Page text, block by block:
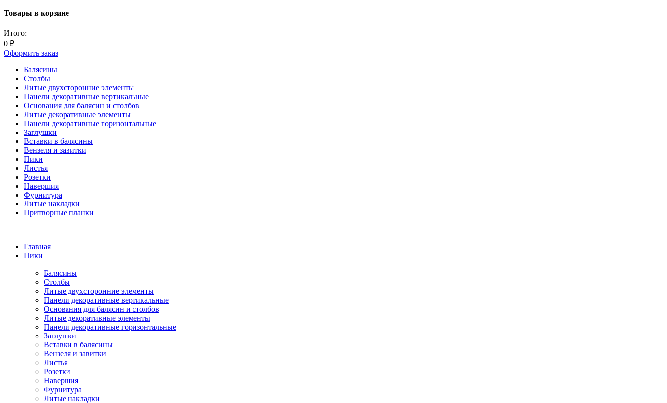
Товары в корзине
Итого:
0 ₽
Оформить заказ
Балясины
Столбы
Литые двухсторонние элементы
Панели декоративные вертикальные
Основания для балясин и столбов
Литые декоративные элементы
Панели декоративные горизонтальные
Заглушки
Вставки в балясины
Вензеля и завитки
Пики
Листья
Розетки
Навершия
Фурнитура
Литые накладки
Притворные планки
Главная
Пики
Балясины
Столбы
Литые двухсторонние элементы
Панели декоративные вертикальные
Основания для балясин и столбов
Литые декоративные элементы
Панели декоративные горизонтальные
Заглушки
Вставки в балясины
Вензеля и завитки
Листья
Розетки
Навершия
Фурнитура
Литые накладки